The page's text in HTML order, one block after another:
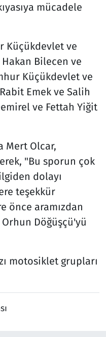
mücadele
Küçükdevlet ve
Bilecen ve
Küçükdevlet ve
Emek ve Salih
ve Fettah Yiğit
Mert Olcar,
"Bu sporun çok
dolayı
teşekkür
önce aramızdan
Döğüşçü'yü
motosiklet grupları